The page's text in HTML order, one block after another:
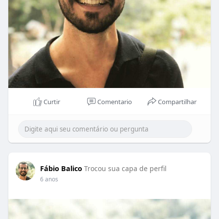
Curtir Comentario Compartilhar
Fábio Balico Trocou sua capa de perfil
6 anos